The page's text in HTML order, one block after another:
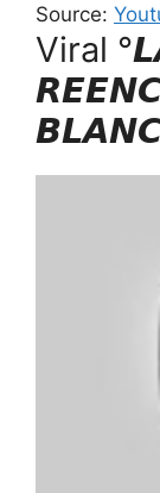
Source:
Viral